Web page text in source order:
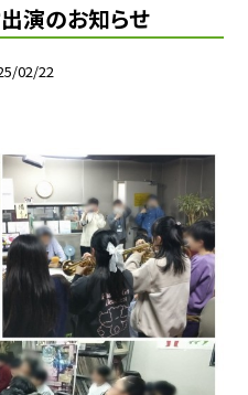
演のお知らせ
02/22